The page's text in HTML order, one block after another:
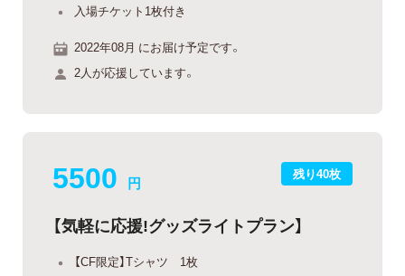
入場チケット1枚付き
2022年08月 にお届け予定です。
2人が応援しています。
残り40枚
5500 円
【気軽に応援!グッズライトプラン】
【CF限定】Tシャツ 1枚